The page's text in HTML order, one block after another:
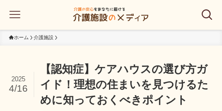
ホーム 介護施設
【認知症】ケアハウスの選び方ガ
イド！理想の住まいを見つけるた
めに知っておくべきポイント
2025
4/16